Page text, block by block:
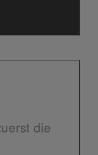
die